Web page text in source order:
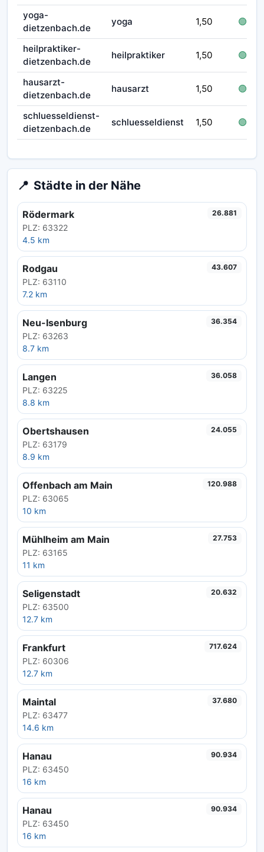
yoga-
dietzenbach.de
yoga 1,50 🟢 frei
heilpraktiker-
dietzenbach.de
heilpraktiker 1,50 🟢 frei
hausarzt-
dietzenbach.de
hausarzt 1,50 🟢 frei
schluesseldienst-
dietzenbach.de
schluesseldienst 1,50 🟢 frei
📍 Städte in der Nähe
Rödermark
PLZ: 63322
4.5 km
26.881
Rodgau
PLZ: 63110
7.2 km
43.607
Neu-Isenburg
PLZ: 63263
8.7 km
36.354
Langen
PLZ: 63225
8.8 km
36.058
Obertshausen
PLZ: 63179
8.9 km
24.055
Offenbach am Main
PLZ: 63065
10 km
120.988
Mühlheim am Main
PLZ: 63165
11 km
27.753
Seligenstadt
PLZ: 63500
12.7 km
20.632
Frankfurt
PLZ: 60306
12.7 km
717.624
Maintal
PLZ: 63477
14.6 km
37.680
Hanau
PLZ: 63450
16 km
90.934
Hanau
PLZ: 63450
16 km
90.934